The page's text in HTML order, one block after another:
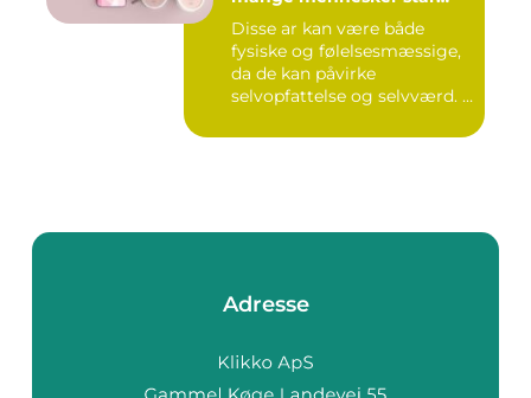
Disse ar kan være både
fysiske og følelsesmæssige,
da de kan påvirke
selvopfattelse og selvværd. I
Adresse